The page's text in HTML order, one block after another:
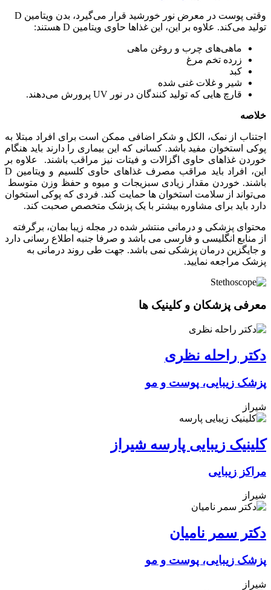
وقتی پوست در معرض نور خورشید قرار می‌گیرد، بدن ویتامین D
تولید می‌کند. علاوه بر این، این غذاها حاوی ویتامین D هستند:
ماهی‌های چرب و روغن ماهی
زرده تخم مرغ
کبد
شیر و غلات غنی شده
قارچ هایی که تولید کنندگان در نور UV پرورش می‌دهند.
خلاصه
اجتناب از نمک، الکل و شکر اضافی ممکن است برای افراد مبتلا به
پوکی استخوان مفید باشد. کسانی که این بیماری را دارند باید هنگام
خوردن غذاهای حاوی اگزالات و فیتات نیز مراقب باشند. علاوه بر
این، افراد باید مراقب مصرف غذاهای حاوی کلسیم و ویتامین D
باشند. خوردن مقدار زیادی سبزیجات و میوه و حفظ وزن متوسط ​​
می‌تواند از سلامت استخوان ها حمایت کند. فردی که پوکی استخوان
دارد باید برای مشاوره بیشتر با یک پزشک متخصص صحبت کند.
محتوای پزشکی و درمانی منتشر شده در مجله زیبا بمان، برگرفته
از منابع انگلیسی و فارسی می باشد و صرفا جنبه اطلاع رسانی دارد
و جایگزین درمان پزشکی نمی باشد. جهت طی روند درمانی به
پزشک مراجعه نمایید.
معرفی پزشکان و کلینیک ها
دکتر راحله نظری
پزشک زیبایی، پوست و مو
شیراز
کلینیک زیبایی پارسه شیراز
مراکز زیبایی
شیراز
دکتر سمر نامیان
پزشک زیبایی، پوست و مو
شیراز